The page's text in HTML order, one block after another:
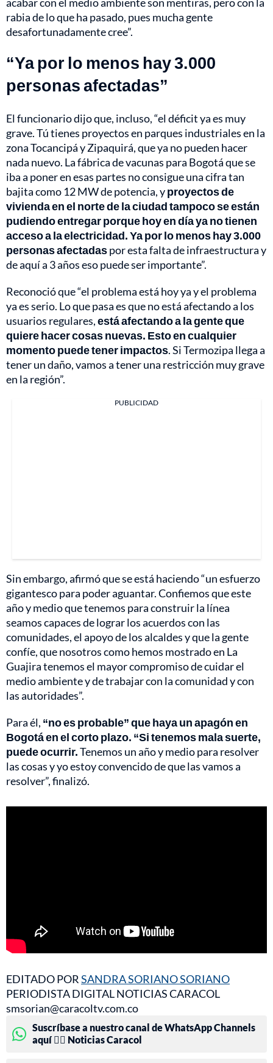
rabia de lo que ha pasado, pues mucha gente
desafortunadamente cree”.
“Ya por lo menos hay 3.000
personas afectadas”
El funcionario dijo que, incluso, “el déficit ya es muy
grave. Tú tienes proyectos en parques industriales en la
zona Tocancipá y Zipaquirá, que ya no pueden hacer
nada nuevo. La fábrica de vacunas para Bogotá que se
iba a poner en esas partes no consigue una cifra tan
bajita como 12 MW de potencia, yproyectos de
vivienda en el norte de la ciudad tampoco se están
pudiendo entregar porque hoy en día ya no tienen
acceso a laelectricidad.Ya por lo menos hay 3.000
personas afectadaspor esta falta de infraestructura y
de aquí a 3 años eso puede ser importante”.
Reconoció que “el problema está hoy ya y el problema
ya es serio. Lo que pasa es que no está afectando a los
usuarios regulares,está afectando a la gente que
quiere hacer cosas nuevas. Esto en cualquier
momento puede tener impactos. Si Termozipa llega a
tener un daño, vamos a tener una restricción muy grave
en la región”.
PUBLICIDAD
Sin embargo, afirmó que se está haciendo “un esfuerzo
gigantesco para poder aguantar. Confiemos que este
año y medio que tenemos para construir la línea
seamos capaces de lograr los acuerdos con las
comunidades, el apoyo de los alcaldes y que la gente
confíe, que nosotros como hemos mostrado en La
Guajira tenemos el mayor compromiso de cuidar el
medio ambiente y de trabajar con la comunidad y con
las autoridades”.
Para él, “no es probable” que haya un apagón en
Bogotá en el corto plazo. “Si tenemos mala suerte,
puede ocurrir.Tenemos un año y medio para resolver
las cosas y yo estoy convencido de que las vamos a
resolver”, finalizó.
EDITADO PORSANDRA SORIANO SORIANO
PERIODISTA DIGITAL NOTICIAS CARACOL
smsorian@caracoltv.com.co
Suscríbase a nuestro canal de WhatsApp Channels
aquí 👉🏻 Noticias Caracol